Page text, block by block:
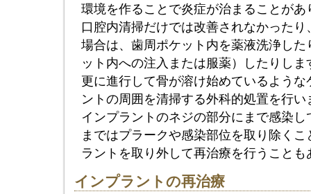
環境を作ることで炎症が治まることがあ
口腔内清掃だけでは改善されなかった
場合は、歯周ポケット内を薬液洗浄し
ット内への注入または服薬）したりしま
更に進行して骨が溶け始めているよう
ントの周囲を清掃する外科的処置を行い
インプラントのネジの部分にまで感染
まではプラークや感染部位を取り除く
ラントを取り外して再治療を行うことも
インプラントの再治療